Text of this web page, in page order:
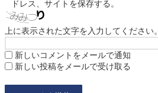
ドレス、サイトを保存する。
上に表示された文字を入力してください。
新しいコメントをメールで通知
新しい投稿をメールで受け取る